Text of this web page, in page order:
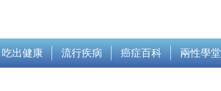
吃出健康 流行疾病 癌症百科 兩性學堂